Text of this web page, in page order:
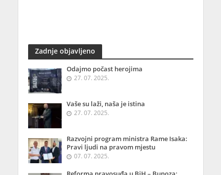
Zadnje objavljeno
Odajmo počast herojima
27. 07. 2025.
Vaše su laži, naša je istina
27. 07. 2025.
Razvojni program ministra Rame Isaka:
Pravi ljudi na pravom mjestu
07. 07. 2025.